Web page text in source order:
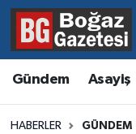
Gündem Asayiş
HABERLER GÜNDEM
Asayiş
Eğitim
Hava Durumu
Trafik Durumu